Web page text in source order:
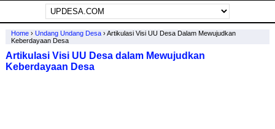
Home› Undang Undang Desa›Artikulasi Visi UU Desa Dalam Mewujudkan
Keberdayaan Desa
Artikulasi Visi UU Desa dalam Mewujudkan
Keberdayaan Desa